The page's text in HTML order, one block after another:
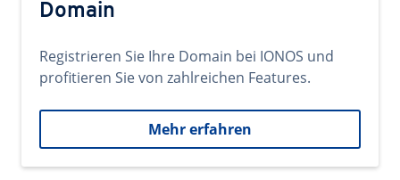
Domain
Registrieren Sie Ihre Domain bei IONOS und
profitieren Sie von zahlreichen Features.
Mehr erfahren